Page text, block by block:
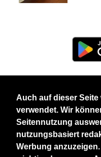
Auch auf dieser
verwendet. Wir
Seitennutzung
nutzungsbasiert
Werbung
Datenschutzerklärung
Nehmen Sie Kontakt
Unsere